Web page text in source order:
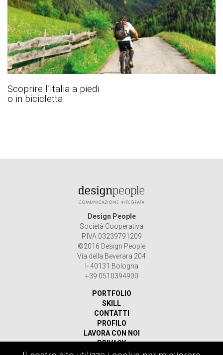
Scoprire l’Italia a piedi
o in bicicletta
Design People
Società Cooperativa
P.IVA 03239791209
©2016 Design People
Via della Beverara 204
I- 40131 Bologna
+39 0510394900
PORTFOLIO
SKILL
CONTATTI
PROFILO
LAVORA CON NOI
PRIVACY